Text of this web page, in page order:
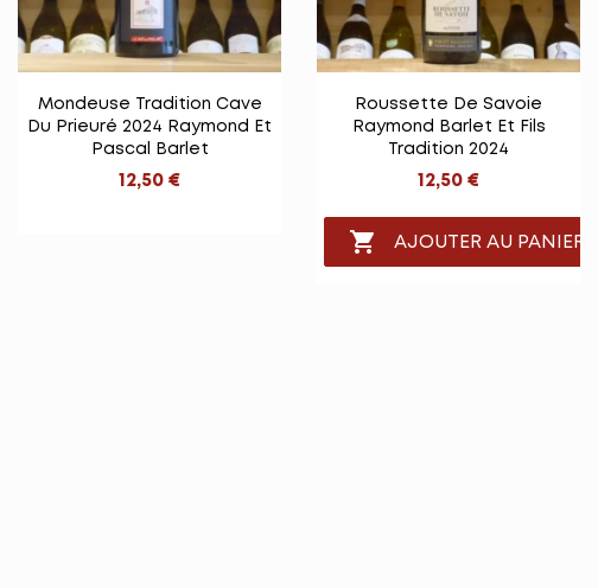
Vue rapide
Mondeuse Tradition Cave
Du Prieuré 2024 Raymond Et
Pascal Barlet
12,50 €
Vue rapide
Roussette De Savoie
Raymond Barlet Et Fils
Tradition 2024
12,50 €
 AJOUTER AU PANIER